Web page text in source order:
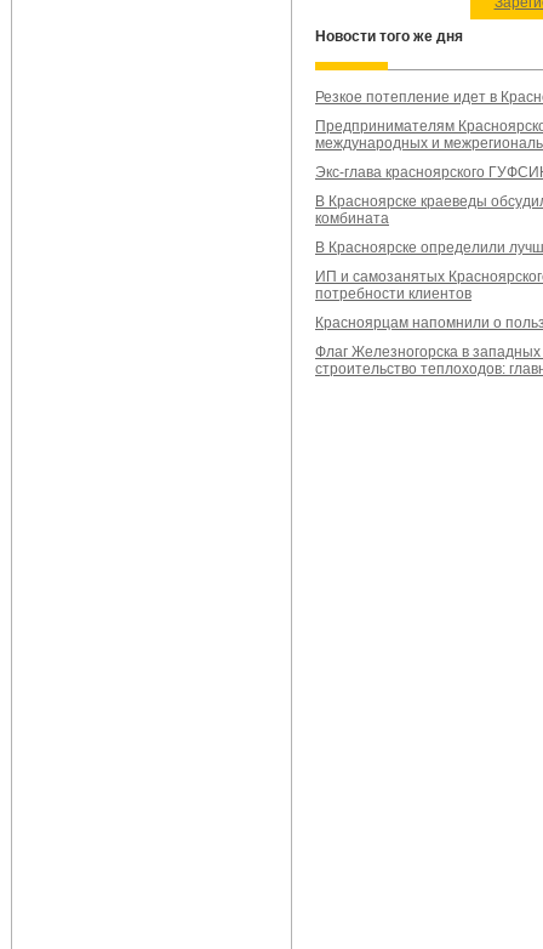
Новости того же дня
Резкое потепление идет в
Предпринимателям
международных и
Экс-глава красноярского
В Красноярске краеведы
комбината
В Красноярске определили
ИП и самозанятых
потребности клиентов
Красноярцам напомнили о
Флаг Железногорска в
строительство теплоходов: